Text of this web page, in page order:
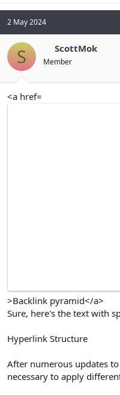
2 May 2024
S ScottMok
Member
<a href=
>Backlink pyramid</a>
Sure, here's the text with
Hyperlink Structure
After numerous updates
necessary to apply